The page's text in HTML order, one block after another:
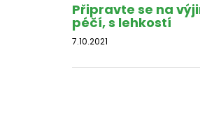
Připravte se na
péčí, s lehkostí
7.10.2021